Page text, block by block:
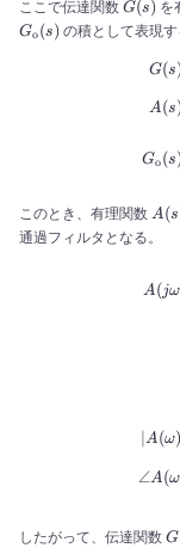
ここで伝達関数 G(s)
G(s) を
Go(s) の積として表現す
G(s)
A(s)
Go(s)
このとき、有理関数 A(s
通過フィルタとなる。
A(jω
∣A(ω)
∠A(ω
したがって、伝達関数 G